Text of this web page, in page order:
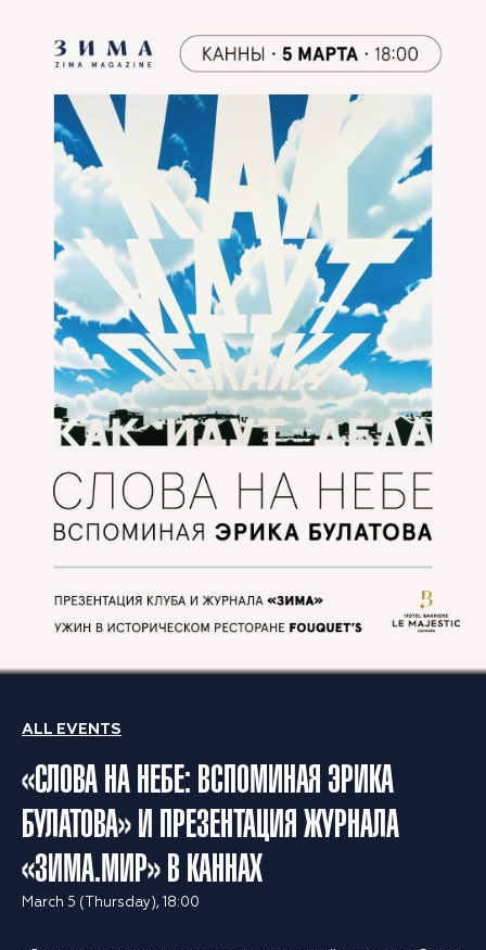
ALL EVENTS
«СЛОВА НА НЕБЕ: ВСПОМИНАЯ ЭРИКА
БУЛАТОВА» И ПРЕЗЕНТАЦИЯ ЖУРНАЛА
«ЗИМА.МИР» В КАННАХ
March 5 (Thursday), 18:00